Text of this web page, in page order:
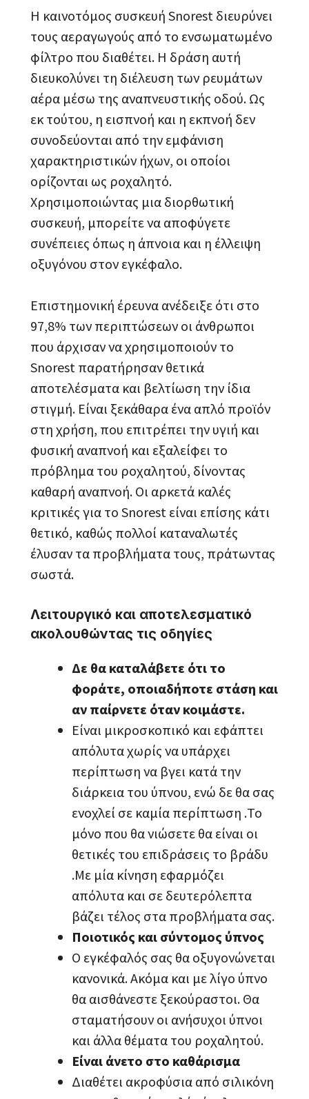
Η καινοτόμος συσκευή Snorest διευρύνει
τους αεραγωγούς από το ενσωματωμένο
φίλτρο που διαθέτει. Η δράση αυτή
διευκολύνει τη διέλευση των ρευμάτων
αέρα μέσω της αναπνευστικής οδού. Ως
εκ τούτου, η εισπνοή και η εκπνοή δεν
συνοδεύονται από την εμφάνιση
χαρακτηριστικών ήχων, οι οποίοι
ορίζονται ως ροχαλητό.
Χρησιμοποιώντας μια διορθωτική
συσκευή, μπορείτε να αποφύγετε
συνέπειες όπως η άπνοια και η έλλειψη
οξυγόνου στον εγκέφαλο.
Επιστημονική έρευνα ανέδειξε ότι στο
97,8% των περιπτώσεων οι άνθρωποι
που άρχισαν να χρησιμοποιούν το
Snorest παρατήρησαν θετικά
αποτελέσματα και βελτίωση την ίδια
στιγμή. Είναι ξεκάθαρα ένα απλό προϊόν
στη χρήση, που επιτρέπει την υγιή και
φυσική αναπνοή και εξαλείφει το
πρόβλημα του ροχαλητού, δίνοντας
καθαρή αναπνοή. Οι αρκετά καλές
κριτικές για το Snorest είναι επίσης κάτι
θετικό, καθώς πολλοί καταναλωτές
έλυσαν τα προβλήματα τους, πράτωντας
σωστά.
Λειτουργικό και αποτελεσματικό
ακολουθώντας τις οδηγίες
Δε θα καταλάβετε ότι το
φοράτε, οποιαδήποτε στάση και
αν παίρνετε όταν κοιμάστε.
Είναι μικροσκοπικό και εφάπτει
απόλυτα χωρίς να υπάρχει
περίπτωση να βγει κατά την
διάρκεια του ύπνου, ενώ δε θα σας
ενοχλεί σε καμία περίπτωση .Το
μόνο που θα νιώσετε θα είναι οι
θετικές του επιδράσεις το βράδυ
.Με μία κίνηση εφαρμόζει
απόλυτα και σε δευτερόλεπτα
βάζει τέλος στα προβλήματα σας.
Ποιοτικός και σύντομος ύπνος
Ο εγκέφαλός σας θα οξυγονώνεται
κανονικά. Ακόμα και με λίγο ύπνο
θα αισθάνεστε ξεκούραστοι. Θα
σταματήσουν οι ανήσυχοι ύπνοι
και άλλα θέματα του ροχαλητού.
Είναι άνετο στο καθάρισμα
Διαθέτει ακροφύσια από σιλικόνη